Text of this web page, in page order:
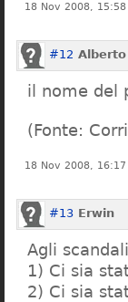
18 Nov 2008, 15:58
#12 Alberto
il nome del
(Fonte:
18 Nov 2008, 16:17
#13 Erwin
Agli
1) Ci sia
2) Ci sia